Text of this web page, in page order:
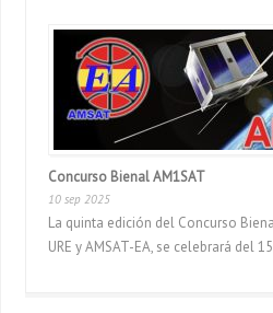
Concurso Bienal AM1SAT
10 sep 2025
La quinta edición del Concurso
URE y AMSAT-EA, se celebrará del